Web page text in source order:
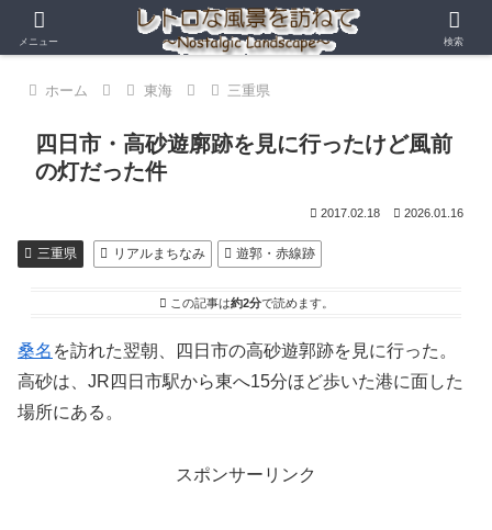
ホーム 東海 三重県
四日市・高砂遊廓跡を見に行ったけど風前
の灯だった件
2017.02.18 2026.01.16
三重県 リアルまちなみ 遊郭・赤線跡
この記事は約2分で読めます。
桑名 を訪れた翌朝、四日市の高砂遊郭跡を見に行った。
高砂は、JR四日市駅から東へ15分ほど歩いた港に面した
場所にある。
スポンサーリンク
メニュー 検索